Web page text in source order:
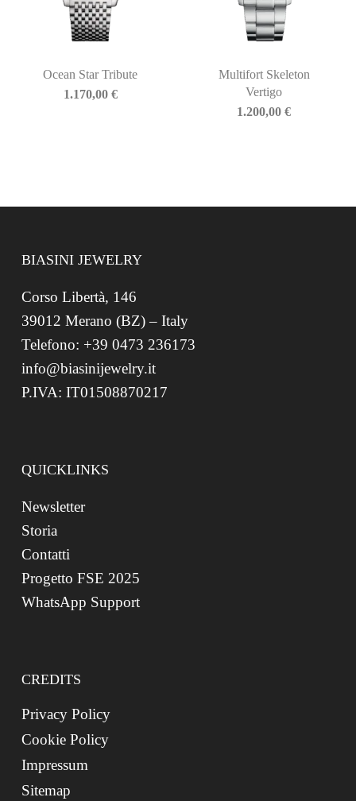
Ocean Star Tribute
1.170,00 €
Multifort Skeleton
Vertigo
1.200,00€
BIASINI JEWELRY
Corso Libertà, 146
39012 Merano (BZ) – Italy
Telefono: +39 0473 236173
info@biasinijewelry.it
P.IVA: IT01508870217
QUICKLINKS
Newsletter
Storia
Contatti
Progetto FSE 2025
WhatsApp Support
CREDITS
Privacy Policy
Cookie Policy
Impressum
Sitemap